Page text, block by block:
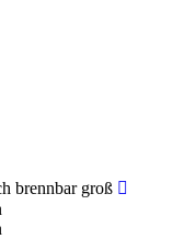
brennbar groß